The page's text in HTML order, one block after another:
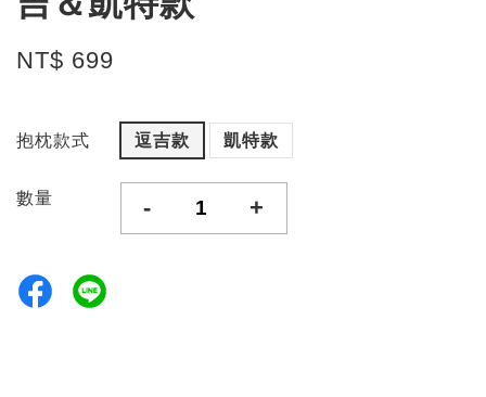
NT$ 699
抱枕款式 逗吉款 凱特款
數量 - +